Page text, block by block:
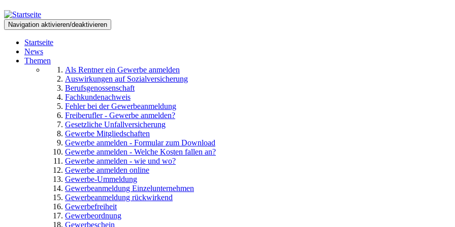
Direkt
zum
Inhalt
Navigation aktivieren/deaktivieren
Startseite
News
Themen
Als Rentner ein Gewerbe anmelden
Auswirkungen auf Sozialversicherung
Berufsgenossenschaft
Fachkundenachweis
Fehler bei der Gewerbeanmeldung
Freiberufler - Gewerbe anmelden?
Gesetzliche Unfallversicherung
Gewerbe Mitgliedschaften
Gewerbe anmelden - Formular zum Download
Gewerbe anmelden - Welche Kosten fallen an?
Gewerbe anmelden - wie und wo?
Gewerbe anmelden online
Gewerbe-Ummeldung
Gewerbeanmeldung Einzelunternehmen
Gewerbeanmeldung rückwirkend
Gewerbefreiheit
Gewerbeordnung
Gewerbeschein